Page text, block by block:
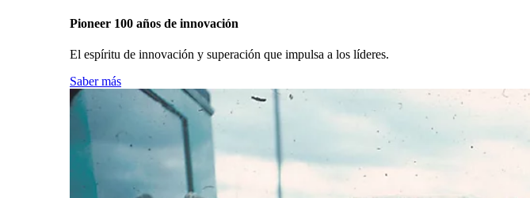
Pioneer 100 años de innovación
El espíritu de innovación y superación que impulsa a los líderes.
Saber más